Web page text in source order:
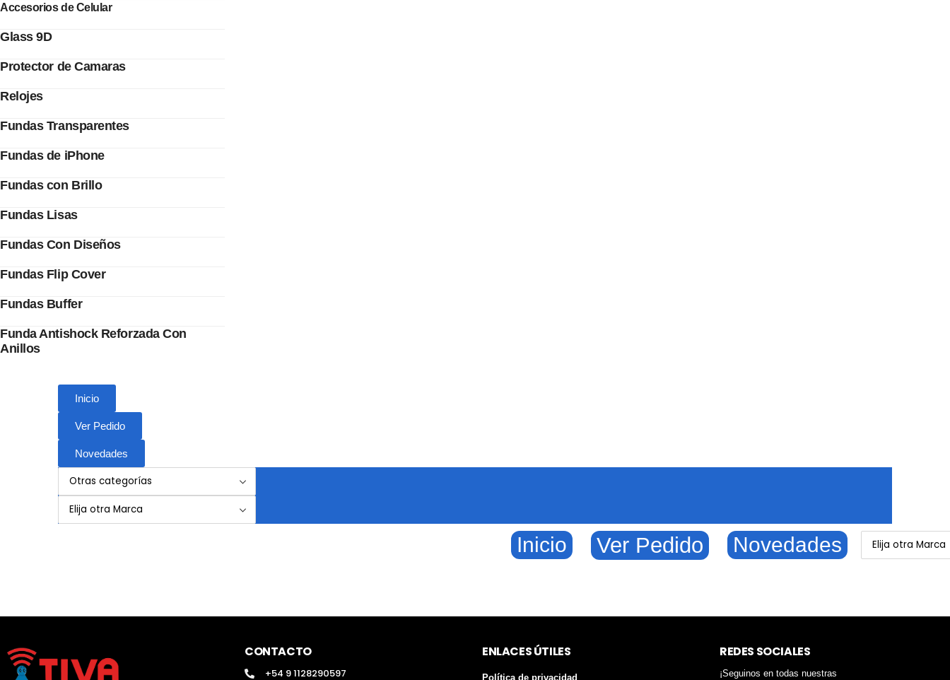
Accesorios de Celular
Glass 9D
Protector de Camaras
Relojes
Fundas Transparentes
Fundas de iPhone
Fundas con Brillo
Fundas Lisas
Fundas Con Diseños
Fundas Flip Cover
Fundas Buffer
Funda Antishock Reforzada Con
Anillos
Inicio
Ver Pedido
Novedades
Inicio Ver Pedido Novedades
CONTACTO
+54 9 1128290597
ENLACES ÚTILES
Política de privacidad
REDES SOCIALES
¡Seguinos en todas nuestras